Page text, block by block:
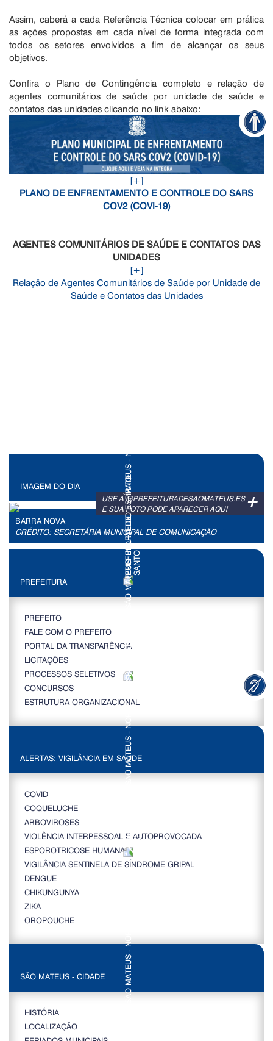
Assim, caberá a cada Referência Técnica colocar em prática
as ações propostas em cada nível de forma integrada com
todos os setores envolvidos a fim de alcançar os seus
objetivos.
Confira o Plano de Contingência completo e relação de
agentes comunitários de saúde por unidade de saúde e
contatos das unidades clicando no link abaixo:
[+]
PLANO DE ENFRENTAMENTO E CONTROLE DO SARS
COV2 (COVI-19)
AGENTES COMUNITÁRIOS DE SAÚDE E CONTATOS DAS
UNIDADES
[+]
Relação de Agentes Comunitários de Saúde por Unidade de
Saúde e Contatos das Unidades
IMAGEM DO DIA
+
USE A @PREFEITURADESAOMATEUS.ES
E SUA FOTO PODE APARECER AQUI
BARRA NOVA
CRÉDITO: SECRETÁRIA MUNICIPAL DE COMUNICAÇÃO
PREFEITURA
PREFEITO
FALE COM O PREFEITO
PORTAL DA TRANSPARÊNCIA
LICITAÇÕES
PROCESSOS SELETIVOS
CONCURSOS
ESTRUTURA ORGANIZACIONAL
ALERTAS: VIGILÂNCIA EM SAÚDE
COVID
COQUELUCHE
ARBOVIROSES
VIOLÊNCIA INTERPESSOAL E AUTOPROVOCADA
ESPOROTRICOSE HUMANA
VIGILÂNCIA SENTINELA DE SÍNDROME GRIPAL
DENGUE
CHIKUNGUNYA
ZIKA
OROPOUCHE
SÃO MATEUS - CIDADE
HISTÓRIA
LOCALIZAÇÃO